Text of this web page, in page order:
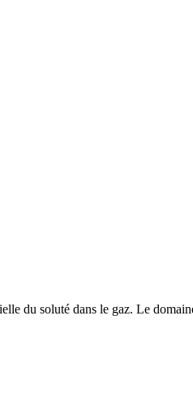
du soluté dans le gaz. Le